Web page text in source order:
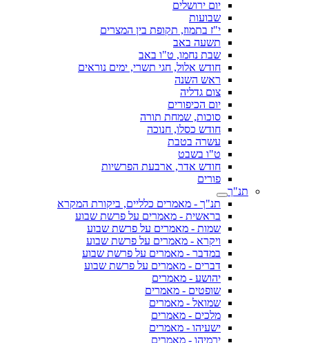
יום ירושלים
שבועות
י"ז בתמוז, תקופת בין המצרים
תשעה באב
שבת נחמו, ט"ו באב
חודש אלול, חגי תשרי, ימים נוראים
ראש השנה
צום גדליה
יום הכיפורים
סוכות, שמחת תורה
חודש כסלו, חנוכה
עשרה בטבת
ט"ו בשבט
חודש אדר, ארבעת הפרשיות
פורים
תנ"ך
תנ"ך - מאמרים כלליים, ביקורת המקרא
בראשית - מאמרים על פרשת שבוע
שמות - מאמרים על פרשת שבוע
ויקרא - מאמרים על פרשת שבוע
במדבר - מאמרים על פרשת שבוע
דברים - מאמרים על פרשת שבוע
יהושע - מאמרים
שופטים - מאמרים
שמואל - מאמרים
מלכים - מאמרים
ישעיהו - מאמרים
ירמיהו - מאמרים